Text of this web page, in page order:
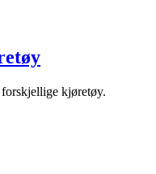
kjøretøy.